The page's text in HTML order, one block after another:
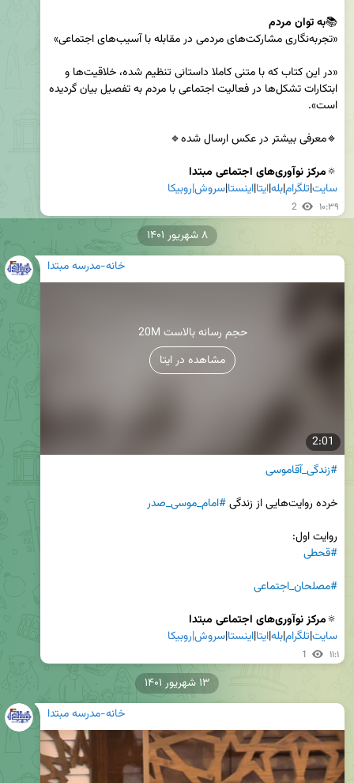
📚به توان مردم
🔅مرکز نوآوری‌های اجتماعی مبتدا
سایت|تلگرام|بله|ایتا|اینستا|سروش|روبیکا
2 ۱۰:۳۹
خانه-مدرسه مبتدا
2:01
20M حجم رسانه بالاست
مشاهده در ایتا
#زندگی_آقاموسی
خرده روایت‌هایی از زندگی
#امام_موسی_صدر
روایت اول:
#قحطی
#مصلحان_اجتماعی
🔅مرکز نوآوری‌های اجتماعی مبتدا
سایت|تلگرام|بله|ایتا|اینستا|سروش|روبیکا
1 ۱۱:۱
۸ شهریور ۱۴۰۱
خانه-مدرسه مبتدا
۱۳ شهریور ۱۴۰۱